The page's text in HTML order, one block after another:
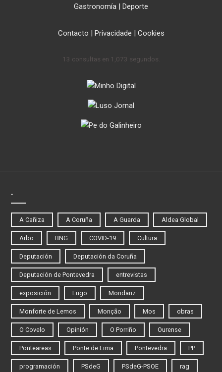
Gastronomía | Deporte
Contacto | Privacidade | Cookies
13 consultas en 1,073 segundos.
.
A Cañiza A Coruña A Guarda Aldea Global
Arbo BNG COVID-19 Cultura
Deputación Deputación da Coruña
Deputación de Pontevedra entrevistas
exposición Lugo Mondariz
Monforte de Lemos Monção Mos obras
O Covelo Opinión O Porriño Ourense
Ponteareas Ponte de Lima Pontevedra PP
programación PSdeG PSdeG-PSOE rag